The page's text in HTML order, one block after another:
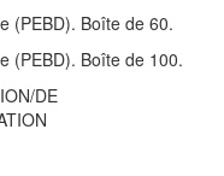
(PEBD). Boîte de 60.
(PEBD). Boîte de 100.
DE